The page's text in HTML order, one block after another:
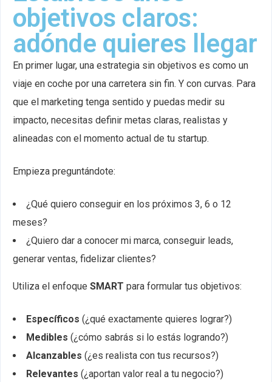
objetivos claros:
adónde quieres llegar
En primer lugar, una estrategia sin objetivos es como un
viaje en coche por una carretera sin fin. Y con curvas. Para
que el marketing tenga sentido y puedas medir su
impacto, necesitas definir metas claras, realistas y
alineadas con el momento actual de tu startup.
Empieza preguntándote:
¿Qué quiero conseguir en los próximos 3, 6 o 12
meses?
¿Quiero dar a conocer mi marca, conseguir leads,
generar ventas, fidelizar clientes?
Utiliza el enfoque SMART para formular tus objetivos:
Específicos (¿qué exactamente quieres lograr?)
Medibles (¿cómo sabrás si lo estás logrando?)
Alcanzables (¿es realista con tus recursos?)
Relevantes (¿aportan valor real a tu negocio?)